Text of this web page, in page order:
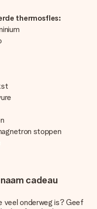
thermosfles:
stoppen
cadeau
veel onderweg is? Geef